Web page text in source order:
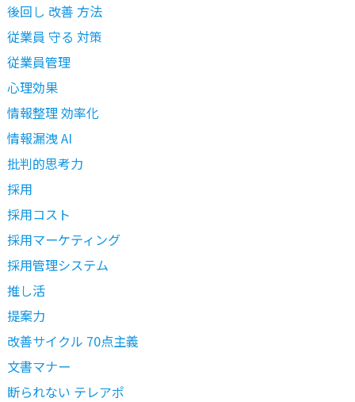
後回し 改善 方法
従業員 守る 対策
従業員管理
心理効果
情報整理 効率化
情報漏洩 AI
批判的思考力
採用
採用コスト
採用マーケティング
採用管理システム
推し活
提案力
改善サイクル 70点主義
文書マナー
断られない テレアポ